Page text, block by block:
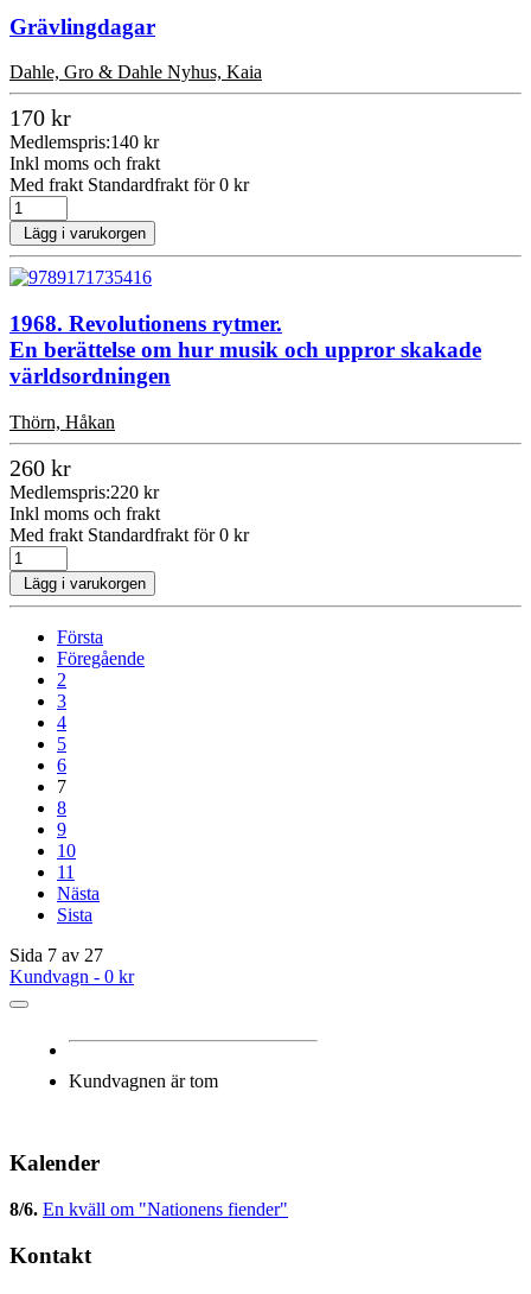
Grävlingdagar
Dahle, Gro & Dahle Nyhus, Kaia
170 kr
Medlemspris:140 kr
Inkl moms och frakt
Med frakt Standardfrakt för 0 kr
Lägg i varukorgen
1968. Revolutionens rytmer.
En berättelse om hur musik och uppror skakade
världsordningen
Thörn, Håkan
260 kr
Medlemspris:220 kr
Inkl moms och frakt
Med frakt Standardfrakt för 0 kr
Lägg i varukorgen
Första
Föregående
2
3
4
5
6
7
8
9
10
11
Nästa
Sista
Sida 7 av 27
Kundvagn - 0 kr
Kundvagnen är tom
Kalender
8/6. En kväll om "Nationens fiender"
Kontakt